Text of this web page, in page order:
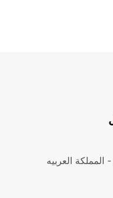
العربيه